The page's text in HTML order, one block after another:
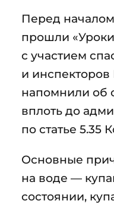
Перед
прошли
с участием
и
напомнили об
вплоть до
по статье 5.35
Основные
на воде —
состоянии,